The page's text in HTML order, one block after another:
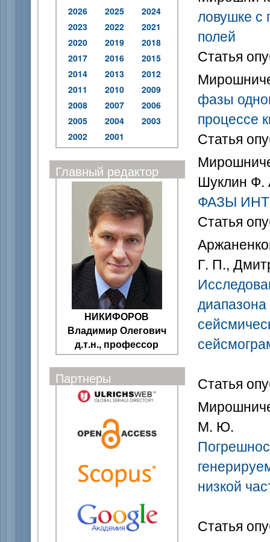
2026 2025
2024
2023
2022
2021
2020
2019
2018
2017
2016
2015
2014
2013
2012
2011
2010
2009
2008
2007
2006
2005
2004
2003
2002
2001
Главный редактор
НИКИФОРОВ
Владимир Олегович
д.т.н., профессор
Партнеры
ловушке с
полей
Статья
фазы
процессе
Статья
Шуклин
ФАЗЫ
Статья
Г. П.,
Статья
М. Ю.
низкой
Статья